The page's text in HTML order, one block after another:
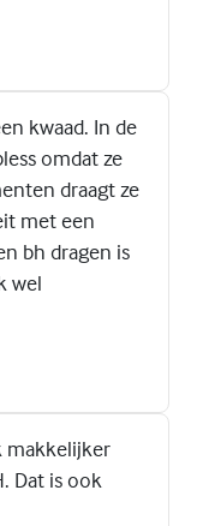
kwaad. In de
omdat ze
draagt ze
met een
bh dragen is
wel
makkelijker
Dat is ook